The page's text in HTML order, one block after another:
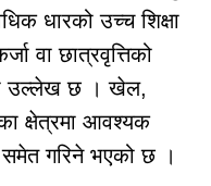
धारको उच्च शिक्षा
वा छात्रवृत्तिको
उल्लेख छ । खेल,
क्षेत्रमा आवश्यक
समेत गरिने भएको छ ।